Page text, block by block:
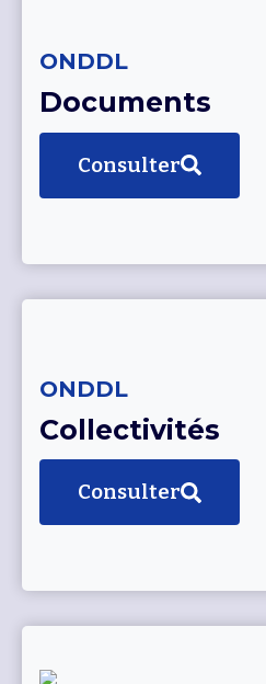
ONDDL
Documents
Consulter
ONDDL
Collectivités
Consulter